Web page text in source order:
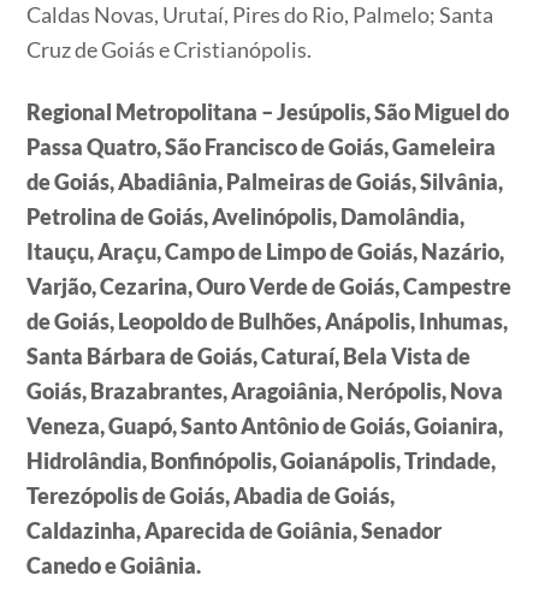
Caldas Novas, Urutaí, Pires do Rio, Palmelo; Santa
Cruz de Goiás e Cristianópolis.
Regional Metropolitana – Jesúpolis, São Miguel do
Passa Quatro, São Francisco de Goiás, Gameleira
de Goiás, Abadiânia, Palmeiras de Goiás, Silvânia,
Petrolina de Goiás, Avelinópolis, Damolândia,
Itauçu, Araçu, Campo de Limpo de Goiás, Nazário,
Varjão, Cezarina, Ouro Verde de Goiás, Campestre
de Goiás, Leopoldo de Bulhões, Anápolis, Inhumas,
Santa Bárbara de Goiás, Caturaí, Bela Vista de
Goiás, Brazabrantes, Aragoiânia, Nerópolis, Nova
Veneza, Guapó, Santo Antônio de Goiás, Goianira,
Hidrolândia, Bonfinópolis, Goianápolis, Trindade,
Terezópolis de Goiás, Abadia de Goiás,
Caldazinha, Aparecida de Goiânia, Senador
Canedo e Goiânia.